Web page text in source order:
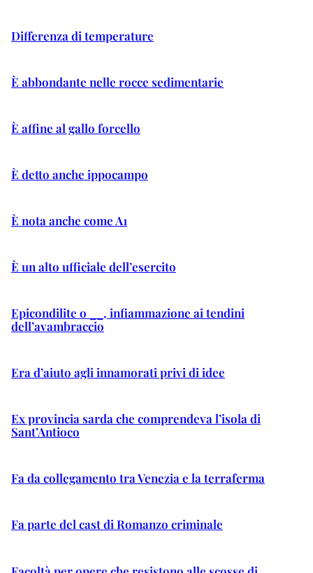
Differenza di temperature
È abbondante nelle rocce sedimentarie
È affine al gallo forcello
È detto anche ippocampo
È nota anche come A1
È un alto ufficiale dell’esercito
Epicondilite o __, infiammazione ai tendini
dell’avambraccio
Era d’aiuto agli innamorati privi di idee
Ex provincia sarda che comprendeva l’isola di
Sant’Antioco
Fa da collegamento tra Venezia e la terraferma
Fa parte del cast di Romanzo criminale